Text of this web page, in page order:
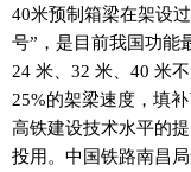
40米预制箱梁在架设
号”，是目前我国功能
24 米、32 米、40 米
25%的架梁速度，填
高铁建设技术水平的
投用。中国铁路南昌